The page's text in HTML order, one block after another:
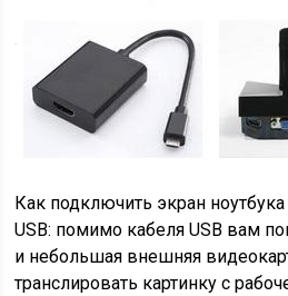
Как подключить экран
USB: помимо кабеля USB вам
и небольшая внешняя
транслировать картинку с